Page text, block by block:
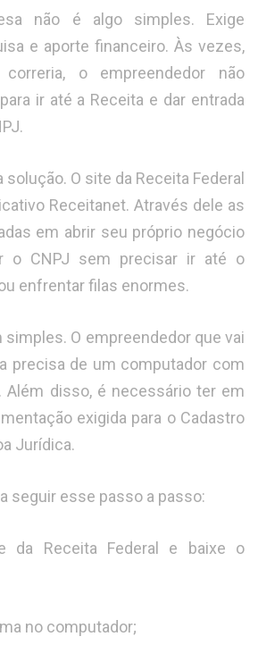
não é algo simples. Exige
e aporte financeiro. Às vezes,
o empreendedor não
ir até a Receita e dar entrada
O site da Receita Federal
Receitanet. Através dele as
em abrir seu próprio negócio
o CNPJ sem precisar ir até o
enfrentar filas enormes.
O empreendedor que vai
precisa de um computador com
Além disso, é necessário ter em
exigida para o Cadastro
Jurídica.
seguir esse passo a passo:
da Receita Federal e baixe o
no computador;